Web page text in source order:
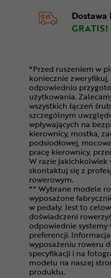
GRATIS!
*Przed ruszeniem w
koniecznie zweryfikuj,
odpowiednio
użytkowania.
wszystkich łączeń
szczególnym
wpływających na
kierownicy, mostka,
podsiodłowej,
pracę kierownicy,
W razie jakichkolwiek
skontaktuj się z
rowerowym.
** Wybrane modele
wyposażone
w pedały. Jest to
doświadczeni
odpowiednie systemy
preferencji.
wyposażeniu roweru
specyfikacji i na
modelu na naszej
produktu.